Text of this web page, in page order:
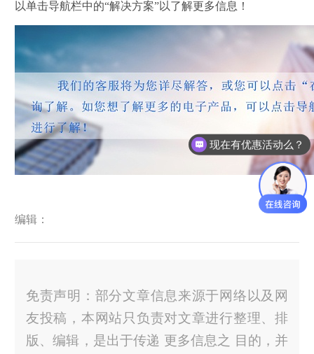
以单击导航栏中的“解决方案”以了解更多信息！
编辑：
免责声明：部分文章信息来源于网络以及网
友投稿，本网站只负责对文章进行整理、排
版、编辑，是出于传递 更多信息之 目的，并
现在有优惠活动么？